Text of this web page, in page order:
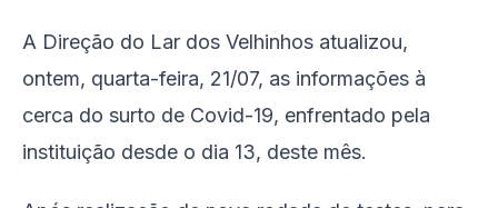
A Direção do Lar dos Velhinhos atualizou,
ontem, quarta-feira, 21/07, as informações à
cerca do surto de Covid-19, enfrentado pela
instituição desde o dia 13, deste mês.